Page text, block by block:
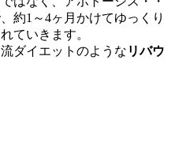
約1～4ヶ月かけてゆっくり
ていきます。
ダイエットのような リバウ